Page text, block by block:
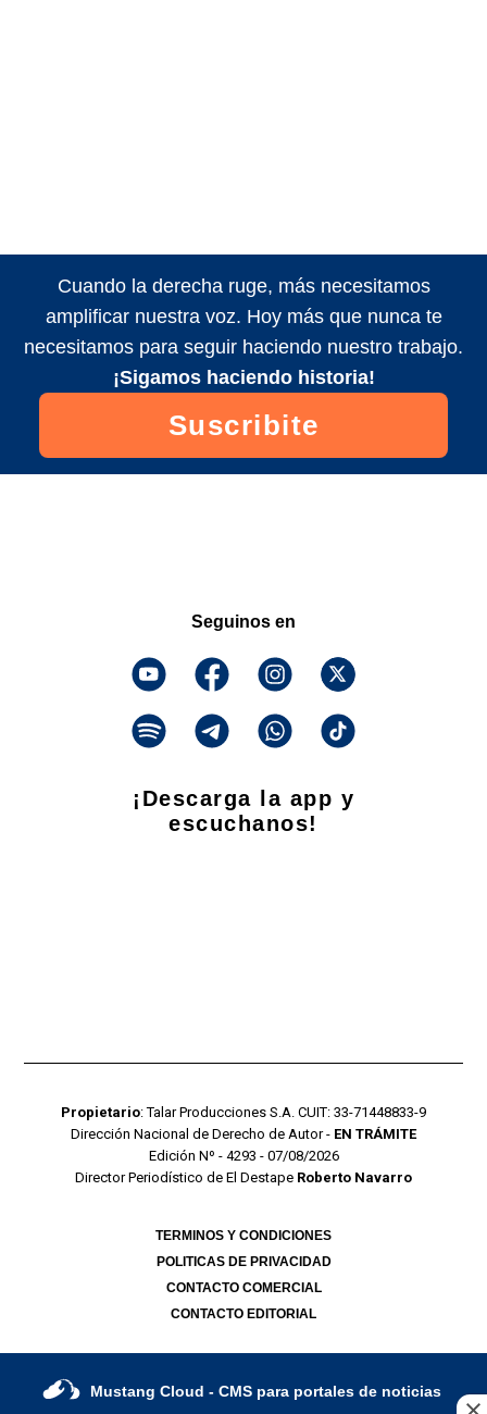
Cuando la derecha ruge, más necesitamos
amplificar nuestra voz. Hoy más que nunca te
necesitamos para seguir haciendo nuestro trabajo.
¡Sigamos haciendo historia!
Suscribite
Seguinos en
¡Descarga la app y
escuchanos!
Propietario: Talar Producciones S.A. CUIT: 33-71448833-9
Dirección Nacional de Derecho de Autor - EN TRÁMITE
Edición Nº - 4293 - 07/08/2026
Director Periodístico de El Destape Roberto Navarro
TERMINOS Y CONDICIONES
POLITICAS DE PRIVACIDAD
CONTACTO COMERCIAL
CONTACTO EDITORIAL
Mustang Cloud - CMS para portales de noticias